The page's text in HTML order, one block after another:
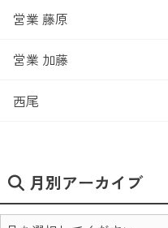
営業 藤原
営業 加藤
西尾
月別アーカイブ